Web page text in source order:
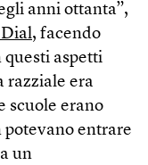
anni ottanta”,
Dial, facendo
questi aspetti
razziale era
scuole erano
entrare
un